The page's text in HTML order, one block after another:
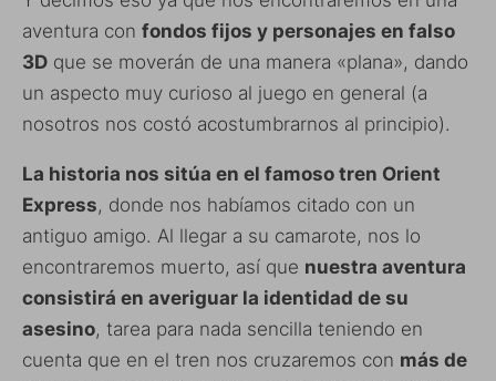
aventura con fondos fijos y personajes en falso
3D que se moverán de una manera «plana», dando
un aspecto muy curioso al juego en general (a
nosotros nos costó acostumbrarnos al principio).
La historia nos sitúa en el famoso tren Orient
Express, donde nos habíamos citado con un
antiguo amigo. Al llegar a su camarote, nos lo
encontraremos muerto, así que nuestra aventura
consistirá en averiguar la identidad de su
asesino, tarea para nada sencilla teniendo en
cuenta que en el tren nos cruzaremos con más de